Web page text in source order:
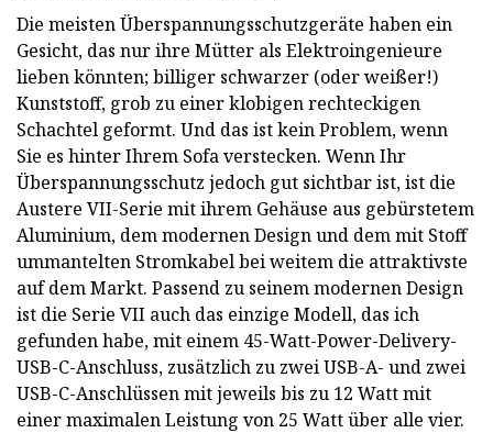
Die meisten Überspannungsschutzgeräte haben ein
Gesicht, das nur ihre Mütter als Elektroingenieure
lieben könnten; billiger schwarzer (oder weißer!)
Kunststoff, grob zu einer klobigen rechteckigen
Schachtel geformt. Und das ist kein Problem, wenn
Sie es hinter Ihrem Sofa verstecken. Wenn Ihr
Überspannungsschutz jedoch gut sichtbar ist, ist die
Austere VII-Serie mit ihrem Gehäuse aus gebürstetem
Aluminium, dem modernen Design und dem mit Stoff
ummantelten Stromkabel bei weitem die attraktivste
auf dem Markt. Passend zu seinem modernen Design
ist die Serie VII auch das einzige Modell, das ich
gefunden habe, mit einem 45-Watt-Power-Delivery-
USB-C-Anschluss, zusätzlich zu zwei USB-A- und zwei
USB-C-Anschlüssen mit jeweils bis zu 12 Watt mit
einer maximalen Leistung von 25 Watt über alle vier.